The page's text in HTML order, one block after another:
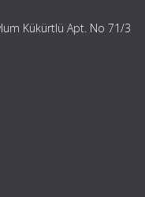
Kükürtlü Apt. No 71/3